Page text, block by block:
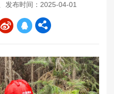
发布时间：2025-04-01